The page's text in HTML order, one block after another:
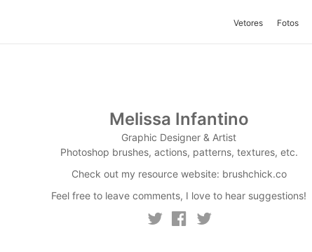
Vetores Fotos
Melissa Infantino
Graphic Designer & Artist
Photoshop brushes, actions, patterns, textures, etc.
Check out my resource website: brushchick.co
Feel free to leave comments, I love to hear suggestions!